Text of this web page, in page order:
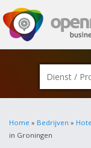
Home » Bedrijven »
in Groningen